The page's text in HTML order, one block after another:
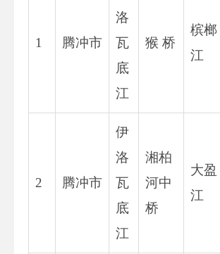
1 腾冲市
洛
瓦
底
江
猴 桥
槟榔
江
2 腾冲市
伊
洛
瓦
底
江
湘柏
河中
桥
大盈
江